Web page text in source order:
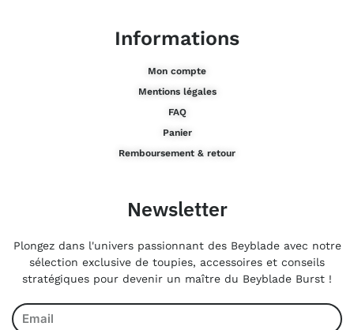
Informations
Mon compte
Mentions légales
FAQ
Panier
Remboursement & retour
Newsletter
Plongez dans l'univers passionnant des Beyblade avec notre
sélection exclusive de toupies, accessoires et conseils
stratégiques pour devenir un maître du Beyblade Burst !